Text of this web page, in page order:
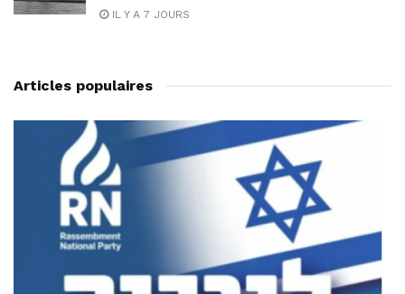
IL Y A 7 JOURS
Articles populaires